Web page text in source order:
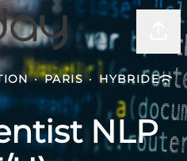
· PARIS · HYBRIDE
NLP